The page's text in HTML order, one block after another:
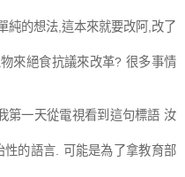
純的想法,這本來就要改阿,改了
來絕食抗議來改革? 很多事情
第一天從電視看到這句標語 汝
的語言. 可能是為了拿教育部